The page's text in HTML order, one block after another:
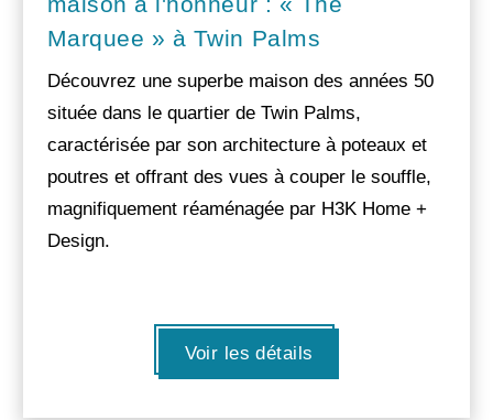
Marquee » à Twin Palms
Découvrez une superbe maison des années 50
située dans le quartier de Twin Palms,
caractérisée par son architecture à poteaux et
poutres et offrant des vues à couper le souffle,
magnifiquement réaménagée par H3K Home +
Design.
Voir les détails